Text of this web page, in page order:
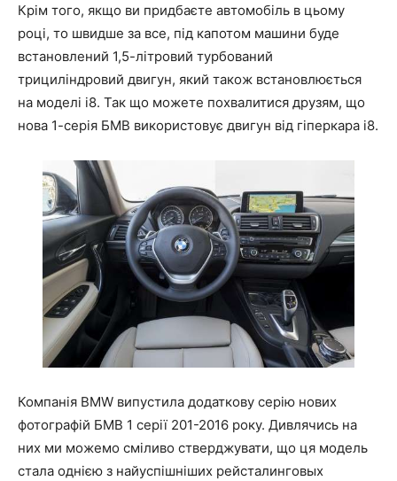
Крім того, якщо ви придбаєте автомобіль в цьому
році, то швидше за все, під капотом машини буде
встановлений 1,5-літровий турбований
трициліндровий двигун, який також встановлюється
на моделі i8. Так що можете похвалитися друзям, що
нова 1-серія БМВ використовує двигун від гіперкара i8.
Компанія BMW випустила додаткову серію нових
фотографій БМВ 1 серії 201-2016 року. Дивлячись на
них ми можемо сміливо стверджувати, що ця модель
стала однією з найуспішніших рейсталинговых